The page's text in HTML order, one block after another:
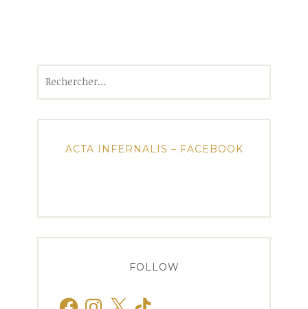
ACTA INFERNALIS – FACEBOOK
FOLLOW
FacebookInstagram
X TikTok